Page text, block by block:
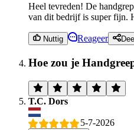
Heel tevreden! De
van dit bedrijf is super fijn.
Nuttig Reageer Deel
Hoe zou je
T.C. Dors
5-7-2026